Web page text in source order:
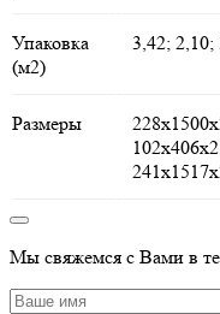
Упаковка
(м2)
3,42; 2,10;
Размеры
Мы свяжемся с Вами в